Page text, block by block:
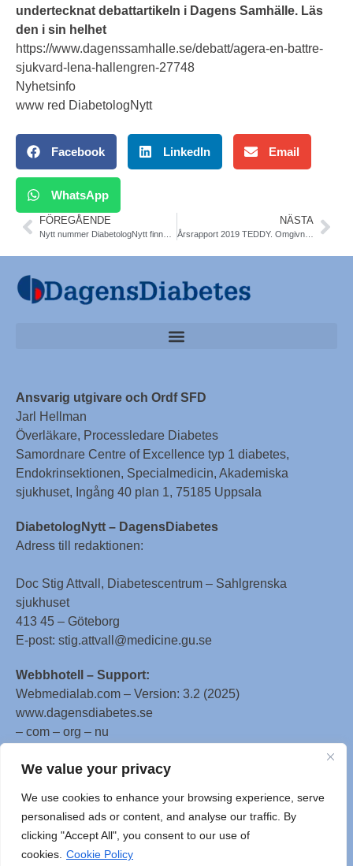
We value your privacy
We use cookies to enhance your browsing experience, serve
personalised ads or content, and analyse our traffic. By
clicking "Accept All", you consent to our use of
cookies. Cookie Policy
undertecknat debattartikeln i Dagens Samhälle. Läs
den i sin helhet
https://www.dagenssamhalle.se/debatt/agera-en-battre-
sjukvard-lena-hallengren-27748
Nyhetsinfo
www red DiabetologNytt
Facebook LinkedIn Email
WhatsApp
FÖREGÅENDE NÄSTA
Årsrapport 2019 TEDDY. Omgivningsfaktorer för utveckling av autoimmun (T1DM) och celiaki hos barn
Ansvarig utgivare och Ordf SFD
Jarl Hellman
Överläkare, Processledare Diabetes
Samordnare Centre of Excellence typ 1 diabetes,
Endokrinsektionen, Specialmedicin, Akademiska
sjukhuset, Ingång 40 plan 1, 75185 Uppsala
DiabetologNytt – DagensDiabetes
Adress till redaktionen:
Doc Stig Attvall, Diabetescentrum – Sahlgrenska
sjukhuset
413 45 – Göteborg
E-post: stig.attvall@medicine.gu.se
Webbhotell – Support:
Webmedialab.com – Version: 3.2 (2025)
www.dagensdiabetes.se
– com – org – nu
All material on this website
WebMD LLC. This website also contains material
copyrighted by 3rd parties.